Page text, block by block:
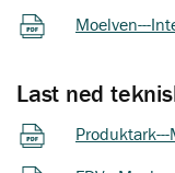
Moelven---
Last ned